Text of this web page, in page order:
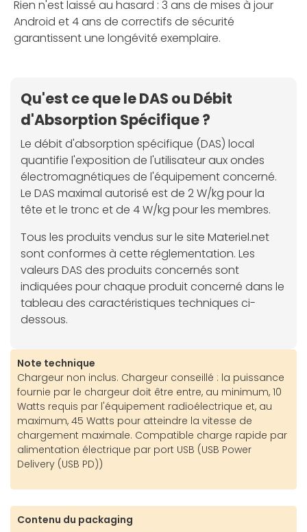
Rien n'est laissé au hasard : 3 ans de mises à jour
Android et 4 ans de correctifs de sécurité
garantissent une longévité exemplaire.
Qu'est ce que le DAS ou Débit
d'Absorption Spécifique ?
Le débit d'absorption spécifique (DAS) local
quantifie l'exposition de l'utilisateur aux ondes
électromagnétiques de l'équipement concerné.
Le DAS maximal autorisé est de 2 W/kg pour la
tête et le tronc et de 4 W/kg pour les membres.
Tous les produits vendus sur le site Materiel.net
sont conformes à cette réglementation. Les
valeurs DAS des produits concernés sont
indiquées pour chaque produit concerné dans le
tableau des caractéristiques techniques ci-
dessous.
Note technique
Chargeur non inclus. Chargeur conseillé : la puissance
fournie par le chargeur doit être entre, au minimum, 10
Watts requis par l'équipement radioélectrique et, au
maximum, 45 Watts pour atteindre la vitesse de
chargement maximale. Compatible charge rapide par
alimentation électrique par port USB (USB Power
Delivery (USB PD))
Contenu du packaging